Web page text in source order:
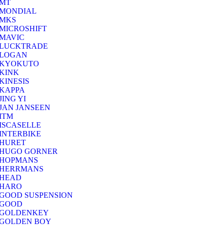
YI
JANSEEN
GORNER
SUSPENSION
BOY